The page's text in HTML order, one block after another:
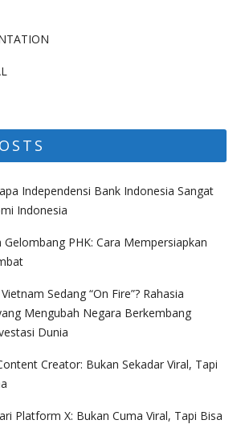
Independensi Bank Indonesia Sangat
Indonesia
PHK: Cara Mempersiapkan
Sedang “On Fire”? Rahasia
Mengubah Negara Berkembang
Dunia
Creator: Bukan Sekadar Viral, Tapi
Platform X: Bukan Cuma Viral, Tapi Bisa